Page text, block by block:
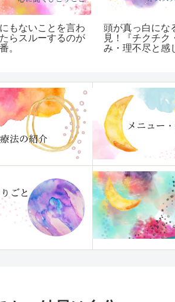
もないことを言わ
らスルーするのが
。
頭が真っ白にな
見！『チクチク
み・理不尽と感